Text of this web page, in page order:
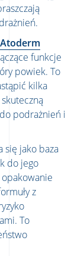
funkcje
powiek. To
kilka
podrażnień i
się jako baza
do jego
z
To